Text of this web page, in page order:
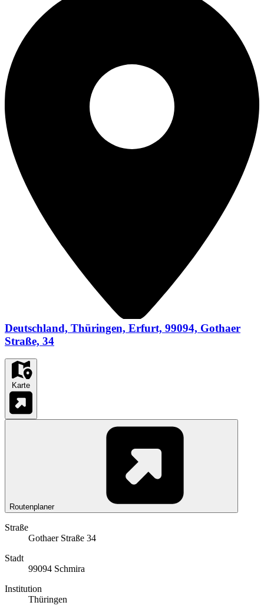
Deutschland, Thüringen, Erfurt, 99094, Gothaer
Straße, 34
Karte
Routenplaner
Straße
Gothaer Straße 34
Stadt
99094 Schmira
Institution
Thüringen